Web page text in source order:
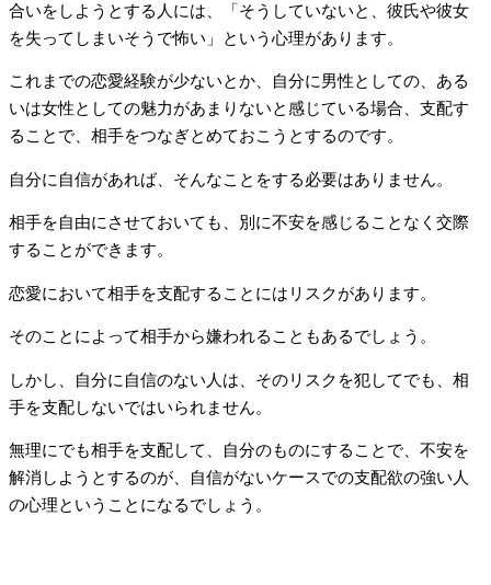
合いをしようとする人には、「そうしていないと、彼氏や彼女
を失ってしまいそうで怖い」という心理があります。
これまでの恋愛経験が少ないとか、自分に男性としての、ある
いは女性としての魅力があまりないと感じている場合、支配す
ることで、相手をつなぎとめておこうとするのです。
自分に自信があれば、そんなことをする必要はありません。
相手を自由にさせておいても、別に不安を感じることなく交際
することができます。
恋愛において相手を支配することにはリスクがあります。
そのことによって相手から嫌われることもあるでしょう。
しかし、自分に自信のない人は、そのリスクを犯してでも、相
手を支配しないではいられません。
無理にでも相手を支配して、自分のものにすることで、不安を
解消しようとするのが、自信がないケースでの支配欲の強い人
の心理ということになるでしょう。